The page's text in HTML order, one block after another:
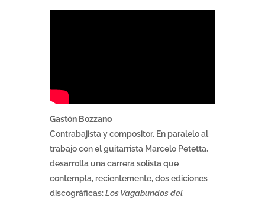
Gastón Bozzano
Contrabajista y compositor. En paralelo al
trabajo con el guitarrista Marcelo Petetta,
desarrolla una carrera solista que
contempla, recientemente, dos ediciones
discográficas:Los Vagabundos del